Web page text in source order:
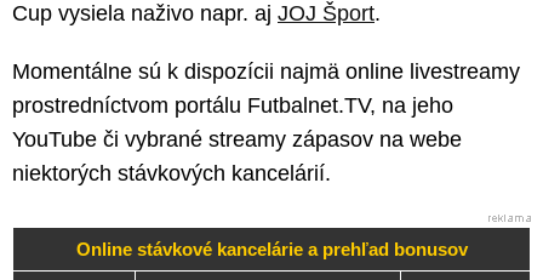
Cup vysiela naživo napr. aj JOJ Šport.
Momentálne sú k dispozícii najmä online livestreamy
prostredníctvom portálu Futbalnet.TV, na jeho
YouTube či vybrané streamy zápasov na webe
niektorých stávkových kancelárií.
Online stávkové kancelárie a prehľad bonusov